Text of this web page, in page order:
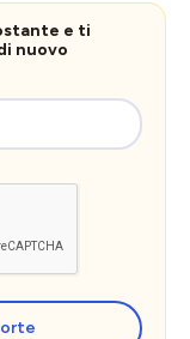
e ti
nuovo